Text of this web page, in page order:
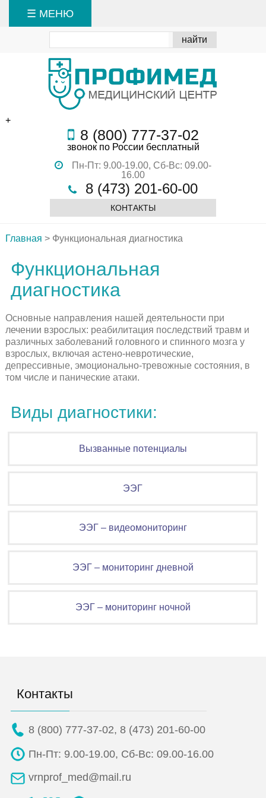
☰ МЕНЮ
+
8 (800) 777-37-02
звонок по России бесплатный
Пн-Пт: 9.00-19.00, Сб-Вс: 09.00-
16.00
8 (473) 201-60-00
КОНТАКТЫ
Главная > Функциональная диагностика
Функциональная
диагностика
Основные направления нашей деятельности при
лечении взрослых: реабилитация последствий травм и
различных заболеваний головного и спинного мозга у
взрослых, включая астено-невротические,
депрессивные, эмоционально-тревожные состояния, в
том числе и панические атаки.
Виды диагностики:
Вызванные потенциалы
ЭЭГ
ЭЭГ – видеомониторинг
ЭЭГ – мониторинг дневной
ЭЭГ – мониторинг ночной
Контакты
8 (800) 777-37-02, 8 (473) 201-60-00
Пн-Пт: 9.00-19.00, Сб-Вс: 09.00-16.00
vrnprof_med@mail.ru